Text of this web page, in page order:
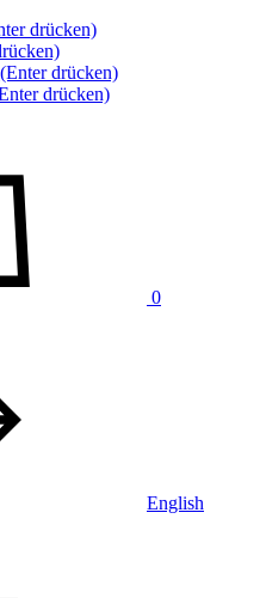
drücken)
drücken)
drücken)
0
English